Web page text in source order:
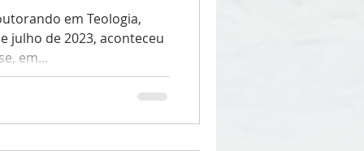
em Teologia,
julho de 2023, aconteceu
em...